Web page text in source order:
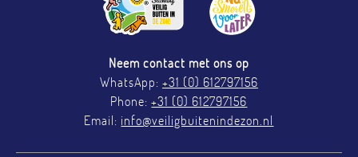
Neem contact met ons op
WhatsApp: +31 (0) 612797156
Phone:+31 (0) 612797156
Email: info@veiligbuitenindezon.nl